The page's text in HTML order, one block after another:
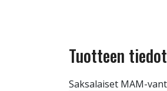
Tuotteen tiedot
Saksalaiset MAM-